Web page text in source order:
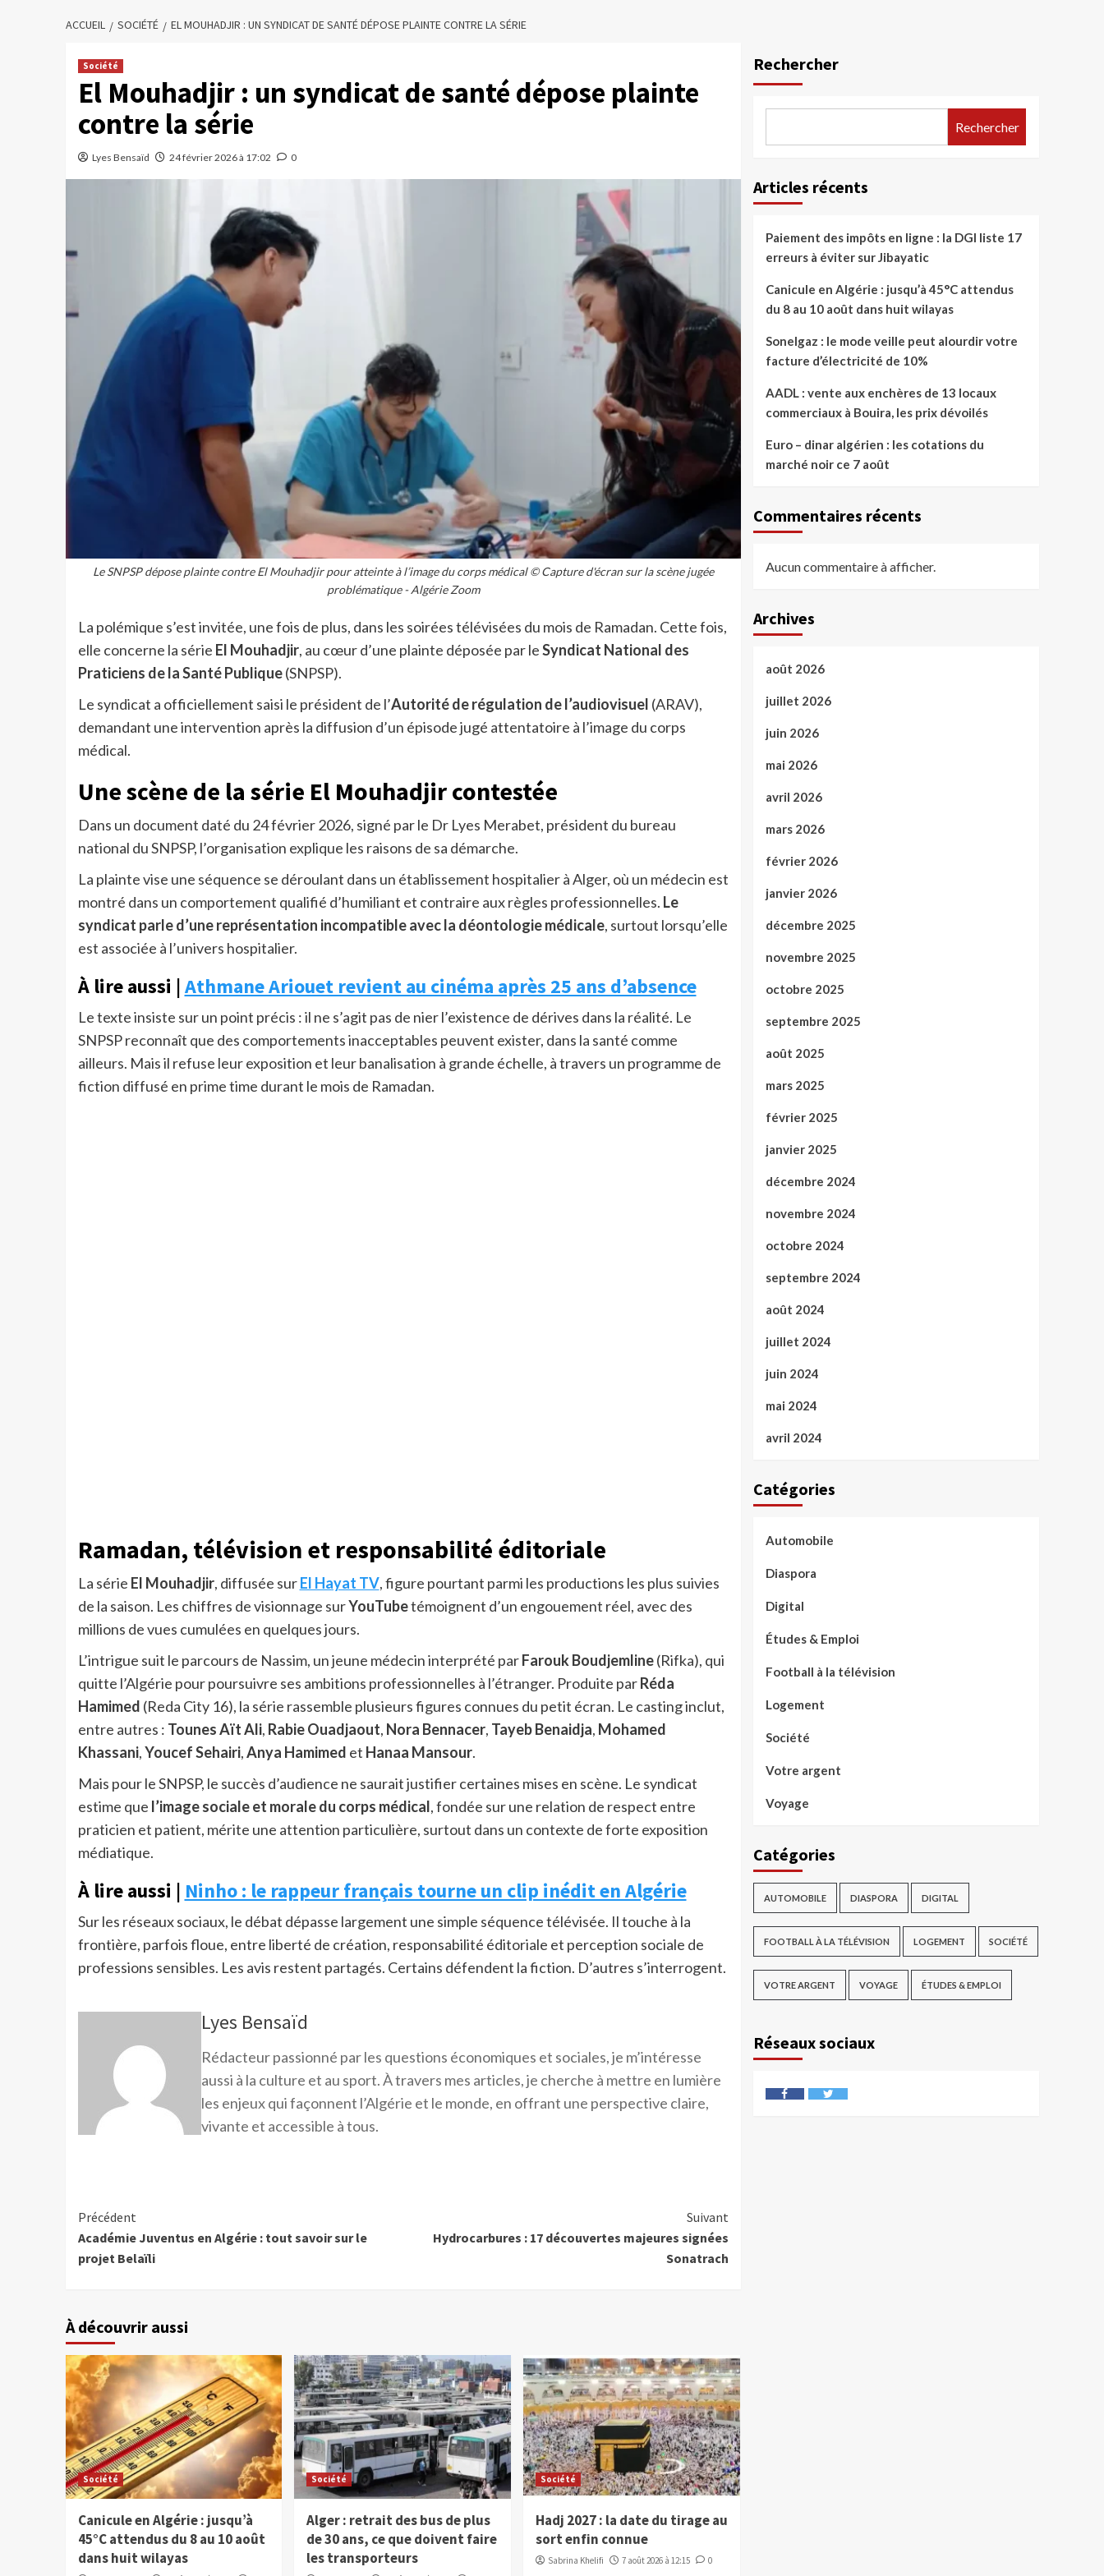
ACCUEIL SOCIÉTÉ EL MOUHADJIR : UN SYNDICAT DE SANTÉ DÉPOSE PLAINTE CONTRE LA SÉRIE
Société
El Mouhadjir : un syndicat de santé dépose plainte
contre la série
Lyes Bensaïd 24 février 2026 à 17:02 0
Le SNPSP dépose plainte contre El Mouhadjir pour atteinte à l’image du corps médical © Capture d'écran sur la scène jugée
problématique - Algérie Zoom
La polémique s’est invitée, une fois de plus, dans les soirées télévisées du mois de Ramadan. Cette fois,
elle concerne la série El Mouhadjir, au cœur d’une plainte déposée par leSyndicat National des
Praticiens de la Santé Publique(SNPSP).
Le syndicat a officiellement saisi le président de l’Autorité de régulation de l’audiovisuel (ARAV),
demandant une intervention après la diffusion d’un épisode jugé attentatoire à l’image du corps
médical.
Une scène de la série El Mouhadjir contestée
Dans un document daté du 24 février 2026, signé par le Dr Lyes Merabet, président du bureau
national du SNPSP, l’organisation explique les raisons de sa démarche.
La plainte vise une séquence se déroulant dans un établissement hospitalier à Alger, où un médecin est
montré dans un comportement qualifié d’humiliant et contraire aux règles professionnelles. Le
syndicat parle d’une représentation incompatible avec la déontologie médicale, surtout lorsqu’elle
est associée à l’univers hospitalier.
À lire aussi |Athmane Ariouet revient au cinéma après 25 ans d’absence
Le texte insiste sur un point précis : il ne s’agit pas de nier l’existence de dérives dans la réalité. Le
SNPSP reconnaît que des comportements inacceptables peuvent exister, dans la santé comme
ailleurs. Mais il refuse leur exposition et leur banalisation à grande échelle, à travers un programme de
fiction diffusé en prime time durant le mois de Ramadan.
Ramadan, télévision et responsabilité éditoriale
La série El Mouhadjir, diffusée surEl Hayat TV, figure pourtant parmi les productions les plus suivies
de la saison. Les chiffres de visionnage surYouTubetémoignent d’un engouement réel, avec des
millions de vues cumulées en quelques jours.
L’intrigue suit le parcours de Nassim, un jeune médecin interprété parFarouk Boudjemline(Rifka), qui
quitte l’Algérie pour poursuivre ses ambitions professionnelles à l’étranger. Produite parRéda
Hamimed (Reda City 16), la série rassemble plusieurs figures connues du petit écran. Le casting inclut,
entre autres : Tounes Aït Ali, Rabie Ouadjaout, Nora Bennacer, Tayeb Benaidja, Mohamed
Khassani,Youcef Sehairi,Anya Hamimed et Hanaa Mansour.
Mais pour le SNPSP, le succès d’audience ne saurait justifier certaines mises en scène. Le syndicat
estime que l’image sociale et morale du corps médical, fondée sur une relation de respect entre
praticien et patient, mérite une attention particulière, surtout dans un contexte de forte exposition
médiatique.
À lire aussi | Ninho : le rappeur français tourne un clip inédit en Algérie
Sur les réseaux sociaux, le débat dépasse largement une simple séquence télévisée. Il touche à la
frontière, parfois floue, entre liberté de création, responsabilité éditoriale et perception sociale de
professions sensibles. Les avis restent partagés. Certains défendent la fiction. D’autres s’interrogent.
Lyes Bensaïd
Rédacteur passionné par les questions économiques et sociales, je m’intéresse
aussi à la culture et au sport. À travers mes articles, je cherche à mettre en lumière
les enjeux qui façonnent l’Algérie et le monde, en offrant une perspective claire,
vivante et accessible à tous.
Précédent
Académie Juventus en Algérie : tout savoir sur le
projet Belaïli
Suivant
Hydrocarbures : 17 découvertes majeures signées
Sonatrach
À découvrir aussi
Société
Canicule en Algérie : jusqu’à
45°C attendus du 8 au 10 août
dans huit wilayas
Société
Alger : retrait des bus de plus
de 30 ans, ce que doivent faire
les transporteurs
Société
Hadj 2027 : la date du tirage au
sort enfin connue
Sabrina Khelifi 7 août 2026 à 12:15 0
Rechercher
Rechercher
Articles récents
Paiement des impôts en ligne : la DGI liste 17
erreurs à éviter sur Jibayatic
Canicule en Algérie : jusqu’à 45°C attendus
du 8 au 10 août dans huit wilayas
Sonelgaz : le mode veille peut alourdir votre
facture d’électricité de 10%
AADL : vente aux enchères de 13 locaux
commerciaux à Bouira, les prix dévoilés
Euro – dinar algérien : les cotations du
marché noir ce 7 août
Commentaires récents
Aucun commentaire à afficher.
Archives
août 2026
juillet 2026
juin 2026
mai 2026
avril 2026
mars 2026
février 2026
janvier 2026
décembre 2025
novembre 2025
octobre 2025
septembre 2025
août 2025
mars 2025
février 2025
janvier 2025
décembre 2024
novembre 2024
octobre 2024
septembre 2024
août 2024
juillet 2024
juin 2024
mai 2024
avril 2024
Catégories
Automobile
Diaspora
Digital
Études & Emploi
Football à la télévision
Logement
Société
Votre argent
Voyage
Catégories
AUTOMOBILE DIASPORA DIGITAL
FOOTBALL À LA TÉLÉVISION LOGEMENT SOCIÉTÉ
VOTRE ARGENT VOYAGE ÉTUDES & EMPLOI
Réseaux sociaux